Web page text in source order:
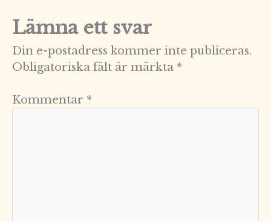
Lämna ett svar
Din e-postadress kommer inte publiceras.
Obligatoriska fält är märkta *
Kommentar *